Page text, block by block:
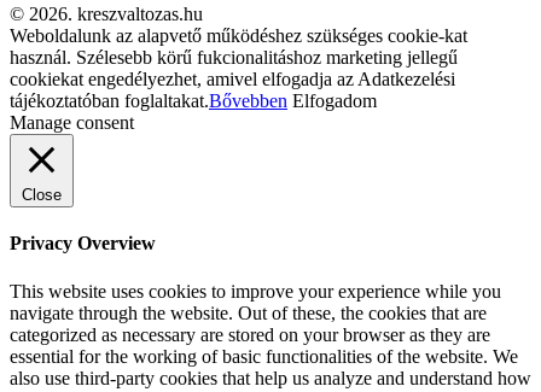
© 2026. kreszvaltozas.hu
Weboldalunk az alapvető működéshez szükséges cookie-kat
használ. Szélesebb körű fukcionalitáshoz marketing jellegű
cookiekat engedélyezhet, amivel elfogadja az Adatkezelési
tájékoztatóban foglaltakat.Bővebben Elfogadom
Manage consent
Close
Privacy Overview
This website uses cookies to improve your experience while you
navigate through the website. Out of these, the cookies that are
categorized as necessary are stored on your browser as they are
essential for the working of basic functionalities of the website. We
also use third-party cookies that help us analyze and understand how